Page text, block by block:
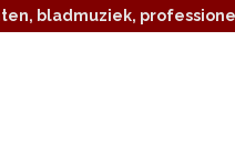
bladmuziek,